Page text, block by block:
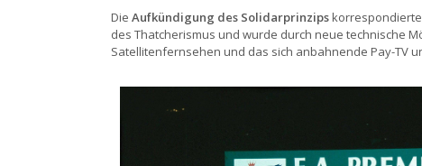
Die Aufkündigung des Solidarprinzipskorrespondierte
des Thatcherismus und wurde durch neue technische
Satellitenfernsehen und das sich anbahnende Pay-TV